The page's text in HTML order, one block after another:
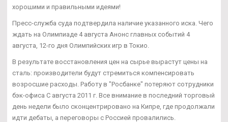
хорошими и правильными идеями!
Пресс-служба суда подтвердила наличие указанного иска. Чего
ждать на Олимпиаде 4 августа Анонс главных событий 4
августа, 12-го дня Олимпийских игр в Токио.
В результате восстановления цен на сырье вырастут цены на
сталь: производители будут стремиться компенсировать
возросшие расходы. Работу в "Росбанке" потеряют сотрудники
бэк-офиса С августа 2011 г. Все внимание в последний торговый
день недели было сконцентрировано на Кипре, где продолжали
идти дебаты, а переговоры с Россией провалились.